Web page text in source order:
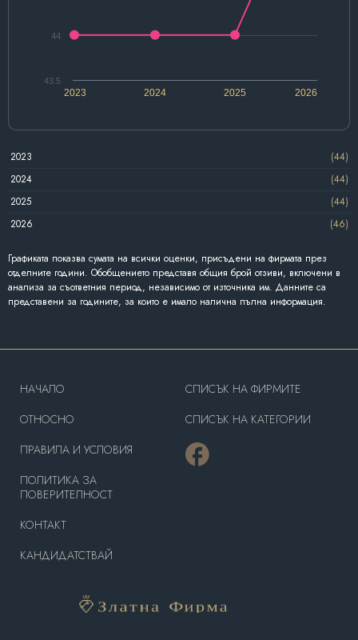
2024 2026
2023 2025
43.5
44
2023
(44)
2024
(44)
2025
(44)
2026
(46)
Графиката показва сумата на всички оценки, присъдени на фирмата през
отделните години. Обобщението представя общия брой отзиви, включени в
анализа за съответния период, независимо от източника им. Данните са
представени за годините, за които е имало налична пълна информация.
HAЧАЛО
OТНОСНО
ПРАВИЛА И УСЛОВИЯ
ПОЛИТИКА ЗА
ПОВЕРИТЕЛНОСТ
КОНТАКТ
КАНДИДАТСТВАЙ
СПИСЪК НА ФИРМИТЕ
СПИСЪК НА КАТЕГОРИИ